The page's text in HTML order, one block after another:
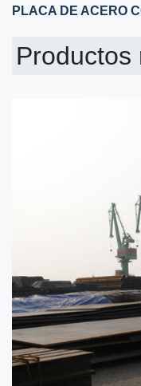
PLACA DE ACERO
Productos